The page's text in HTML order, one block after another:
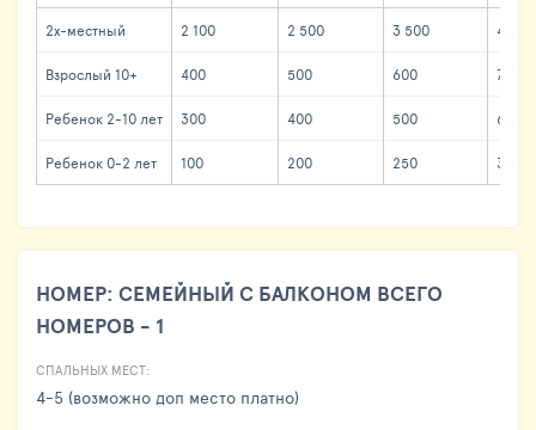
2х-местный 2 100 2 500 3 500 4 100
Взрослый 10+ 400 500 600 700
Ребенок 2-10 лет 300 400 500 600
Ребенок 0-2 лет 100 200 250 300
НОМЕР: СЕМЕЙНЫЙ С БАЛКОНОМ ВСЕГО
НОМЕРОВ - 1
СПАЛЬНЫХ МЕСТ:
4-5 (возможно доп место платно)